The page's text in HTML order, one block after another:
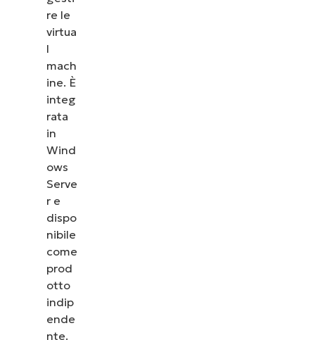
re le
virtua
l
mach
ine. È
integ
rata
in
Wind
ows
Serve
r e
dispo
nibile
come
prod
otto
indip
ende
nte.